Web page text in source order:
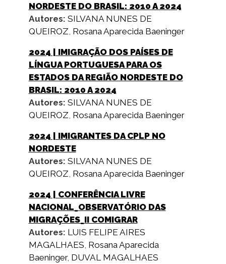
NORDESTE DO BRASIL: 2010 A 2024
Autores: SILVANA NUNES DE
QUEIROZ Rosana Aparecida Baeninger
2024 | IMIGRAÇÃO DOS PAÍSES DE
LÍNGUA PORTUGUESA PARA OS
ESTADOS DA REGIÃO NORDESTE DO
BRASIL: 2010 A 2024
Autores: SILVANA NUNES DE
QUEIROZ Rosana Aparecida Baeninger
2024 | IMIGRANTES DA CPLP NO
NORDESTE
Autores: SILVANA NUNES DE
QUEIROZ Rosana Aparecida Baeninger
2024 | CONFERÊNCIA LIVRE
NACIONAL_OBSERVATÓRIO DAS
MIGRAÇÕES_II COMIGRAR
Autores: LUIS FELIPE AIRES
MAGALHAES Rosana Aparecida
Baeninger, DUVAL MAGALHAES